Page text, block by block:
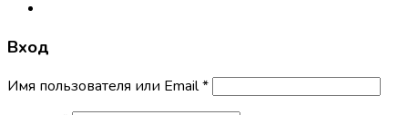
Вход
Имя пользователя или Email*